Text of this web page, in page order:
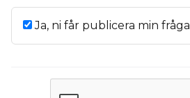
Ja, ni får publicera min fråga